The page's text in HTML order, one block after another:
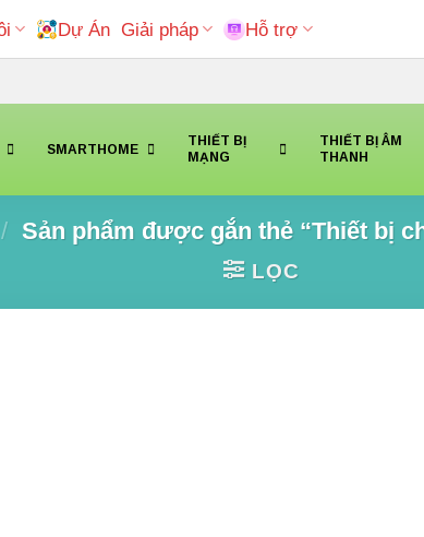
Dự Án Giải pháp Hỗ trợ
SMARTHOME
THIẾT BỊ
MẠNG
THIẾT BỊ ÂM
THANH
/ Sản phẩm được gắn thẻ “Thiết bị
LỌC